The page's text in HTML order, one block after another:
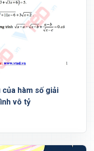
của hàm số giải
trình vô tỷ